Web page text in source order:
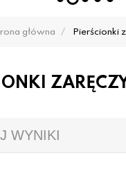
główna Pierścionki
WYNIKI